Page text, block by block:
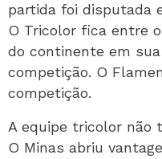
partida foi disputada
O Tricolor fica entre
do continente em
competição. O
competição.
A equipe tricolor não
O Minas abriu